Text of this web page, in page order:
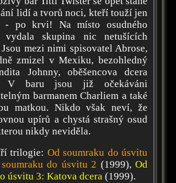
lidí a tvorů noci, kteří touží jen
- po krvi! Na místo osudného
vydala skupina nic netušících
mezi nimi spisovatel Abrose,
zmizel v Mexiku, bezohledný
Johnny, oběšencova dcera
V baru jsou již očekáváni
barmanem Charliem a také
matkou. Nikdo však neví, že
upírů a chystá strašný osud
nikdy neviděla.
trilogie: Od soumraku do úsvitu
do úsvitu 2 (1999),Od
úsvitu 3: Katova dcera (1999).